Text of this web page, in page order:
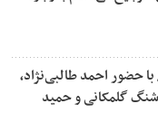
حضور احمد طالبی‌نژاد،
گلمکانی و حمید